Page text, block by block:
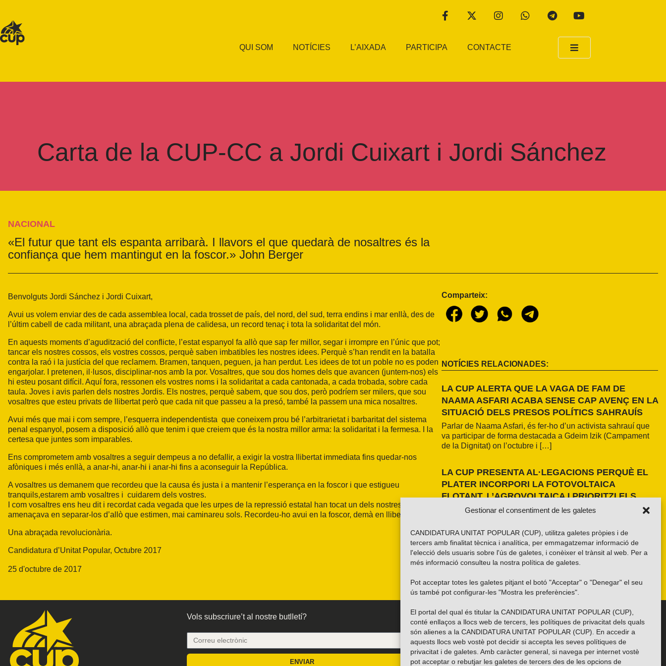
Gestionar el consentiment de les galetes
CANDIDATURA UNITAT POPULAR (CUP), utilitza galetes pròpies i de
tercers amb finalitat tècnica i analítica, per emmagatzemar informació de
l'elecció dels usuaris sobre l'ús de galetes, i conèixer el trànsit al web. Per a
més informació consulteu la nostra política de galetes
Pot acceptar totes les galetes pitjant el botó "Acceptar" o "Denegar" el seu
ús també pot configurar-les "Mostra les preferències".
El portal del qual és titular la CANDIDATURA UNITAT POPULAR (CUP),
conté enllaços a llocs web de tercers, les polítiques de privacitat dels quals
són alienes a la CANDIDATURA UNITAT POPULAR (CUP). En accedir a
aquests llocs web vostè pot decidir si accepta les seves polítiques de
privacitat i de galetes. Amb caràcter general, si navega per internet vostè
pot acceptar o rebutjar les galetes de tercers des de les opcions de
QUI SOM NOTÍCIES L’AIXADA PARTICIPA CONTACTE
Carta de la CUP-CC a Jordi Cuixart i Jordi Sánchez
NACIONAL
«El futur que tant els espanta arribarà. I llavors el que quedarà de nosaltres és la
confiança que hem mantingut en la foscor.» John Berger
Benvolguts Jordi Sánchez i Jordi Cuixart,
Avui us volem enviar des de cada assemblea local, cada trosset de país, del nord, del sud, terra endins i mar enllà, des de
l’últim cabell de cada militant, una abraçada plena de calidesa, un record tenaç i tota la solidaritat del món.
En aquests moments d’agudització del conflicte, l’estat espanyol fa allò que sap fer millor, segar i irrompre en l’únic que pot;
tancar els nostres cossos, els vostres cossos, perquè saben imbatibles les nostres idees. Perquè s’han rendit en la batalla
contra la raó i la justícia del que reclamem. Bramen, tanquen, peguen, ja han perdut. Les idees de tot un poble no es poden
engarjolar. I pretenen, il·lusos, disciplinar-nos amb la por. Vosaltres, que sou dos homes dels que avancen (juntem-nos) els
hi esteu posant difícil. Aquí fora, ressonen els vostres noms i la solidaritat a cada cantonada, a cada trobada, sobre cada
taula. Joves i avis parlen dels nostres Jordis. Els nostres, perquè sabem, que sou dos, però podríem ser milers, que sou
vosaltres que esteu privats de llibertat però que cada nit que passeu a la presó, també la passem una mica nosaltres.
Avui més que mai i com sempre, l’esquerra independentista que coneixem prou bé l’arbitrarietat i barbaritat del sistema
penal espanyol, posem a disposició allò que tenim i que creiem que és la nostra millor arma: la solidaritat i la fermesa. I la
certesa que juntes som imparables.
Ens comprometem amb vosaltres a seguir dempeus a no defallir, a exigir la vostra llibertat immediata fins quedar-nos
afòniques i més enllà, a anar-hi, anar-hi i anar-hi fins a aconseguir la República.
A vosaltres us demanem que recordeu que la causa és justa i a mantenir l’esperança en la foscor i que estigueu
tranquils,estarem amb vosaltres i cuidarem dels vostres.
I com vosaltres ens heu dit i recordat cada vegada que les urpes de la repressió estatal han tocat un dels nostres i els
amenaçava en separar-los d’allò que estimen, mai caminareu sols. Recordeu-ho avui en la foscor, demà en llibertat.
Una abraçada revolucionària.
Candidatura d’Unitat Popular, Octubre 2017
25 d'octubre de 2017
Comparteix:
NOTÍCIES RELACIONADES:
LA CUP ALERTA QUE LA VAGA DE FAM DE
NAAMA ASFARI ACABA SENSE CAP AVENÇ EN LA
SITUACIÓ DELS PRESOS POLÍTICS SAHRAUÍS
Parlar de Naama Asfari, és fer-ho d’un activista sahrauí que
va participar de forma destacada a Gdeim Izik (Campament
de la Dignitat) on l’octubre i […]
LA CUP PRESENTA AL·LEGACIONS PERQUÈ EL
PLATER INCORPORI LA FOTOVOLTAICA
FLOTANT, L’AGROVOLTAICA I PRIORITZI ELS
ESPAIS ANTROPITZATS
al PLATER d’àmbit nacional. La primera, amb una proposta
pròpia basada en els resultats de l’estudi fet a la demarcació
de Girona i amb la voluntat d’estendre’n els criteris a tot el
país. La segona, impulsada per la Xarxa per una Transició
Vols subscriure’t al nostre butlletí?
ENVIAR
Troba’ns a les xarxes socials